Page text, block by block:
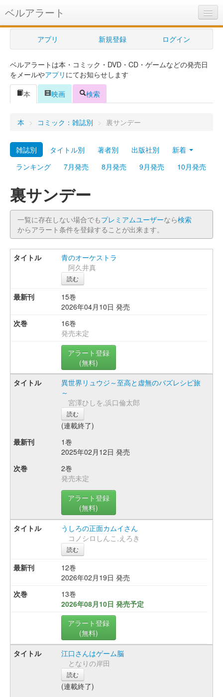
ベルアラート
ベルアラートとは
ヘルプ
新規登録
ログイン
Myシェルフ
プレミアム
アプリ 新規登録 ログイン
ベルアラートは本・コミック・DVD・CD・ゲームなどの発売日
をメールやアプリ にてお知らせします
本
映画 検索
本 > コミック：雑誌別 > 裏サンデー
雑誌別 タイトル別 著者別 出版社別
新着
ランキング
7月発売 8月発売 9月発売 10月発売
裏サンデー
一覧に存在しない場合でもプレミアムユーザーなら検索
からアラート条件を登録することが出来ます。
青のオーケストラ
阿久井真
読む
15巻
2026年04月10日 発売
16巻
発売未定
アラート登録
(無料)
異世界リュウジ～至高と虚無のバズレシピ旅
～
宮澤ひしを,浜口倫太郎
読む
(連載終了)
1巻
2025年02月12日 発売
2巻
発売未定
アラート登録
(無料)
うしろの正面カムイさん
コノシロしんこ,えろき
読む
12巻
2026年02月19日 発売
13巻
2026年08月10日 発売予定
アラート登録
(無料)
江口さんはゲーム脳
となりの岸田
読む
(連載終了)